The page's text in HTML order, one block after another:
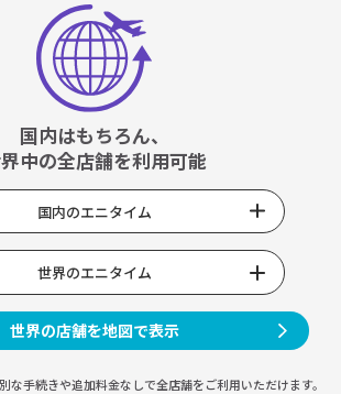
国内はもちろん、
中の全店舗を利用可能
国内のエニタイム
世界のエニタイム
世界の店舗を地図で表示
な手続きや追加料金なしで全店舗をご利用いただけます。